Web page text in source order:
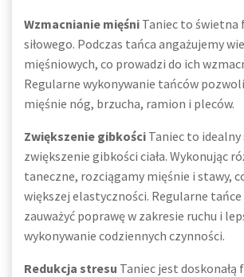
Wzmacnianie mięśni Taniec to
siłowego. Podczas tańca angażujemy
mięśniowych, co prowadzi do ich
Regularne wykonywanie tańców
mięśnie nóg, brzucha, ramion i pleców.
Zwiększenie gibkości Taniec to idealny
zwiększenie gibkości ciała. Wykonując
taneczne, rozciągamy mięśnie i stawy,
większej elastyczności. Regularne
zauważyć poprawę w zakresie ruchu i
wykonywanie codziennych czynności.
Redukcja stresu Taniec jest